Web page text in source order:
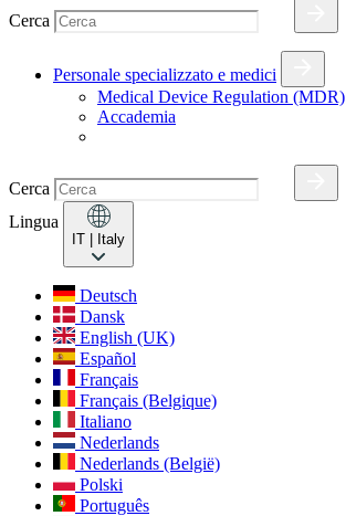
Cerca
Personale specializzato e medici
Medical Device Regulation (MDR)
Accademia
Cerca
Lingua
IT | Italy
Deutsch
Dansk
English (UK)
Español
Français
Français (Belgique)
Italiano
Nederlands
Nederlands (België)
Polski
Português